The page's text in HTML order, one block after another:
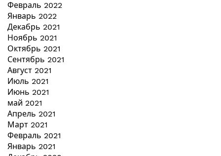
Февраль 2022
Январь 2022
Декабрь 2021
Ноябрь 2021
Октябрь 2021
Сентябрь 2021
Август 2021
Июль 2021
Июнь 2021
май 2021
Апрель 2021
Март 2021
Февраль 2021
Январь 2021